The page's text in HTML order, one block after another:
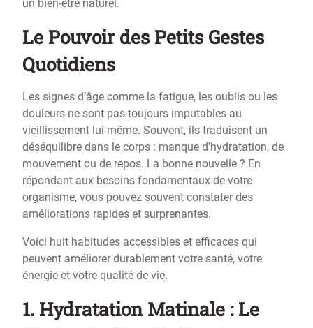
un bien-être naturel.
Le Pouvoir des Petits Gestes
Quotidiens
Les signes d’âge comme la fatigue, les oublis ou les
douleurs ne sont pas toujours imputables au
vieillissement lui-même. Souvent, ils traduisent un
déséquilibre dans le corps : manque d’hydratation, de
mouvement ou de repos. La bonne nouvelle ? En
répondant aux besoins fondamentaux de votre
organisme, vous pouvez souvent constater des
améliorations rapides et surprenantes.
Voici huit habitudes accessibles et efficaces qui
peuvent améliorer durablement votre santé, votre
énergie et votre qualité de vie.
1. Hydratation Matinale : Le